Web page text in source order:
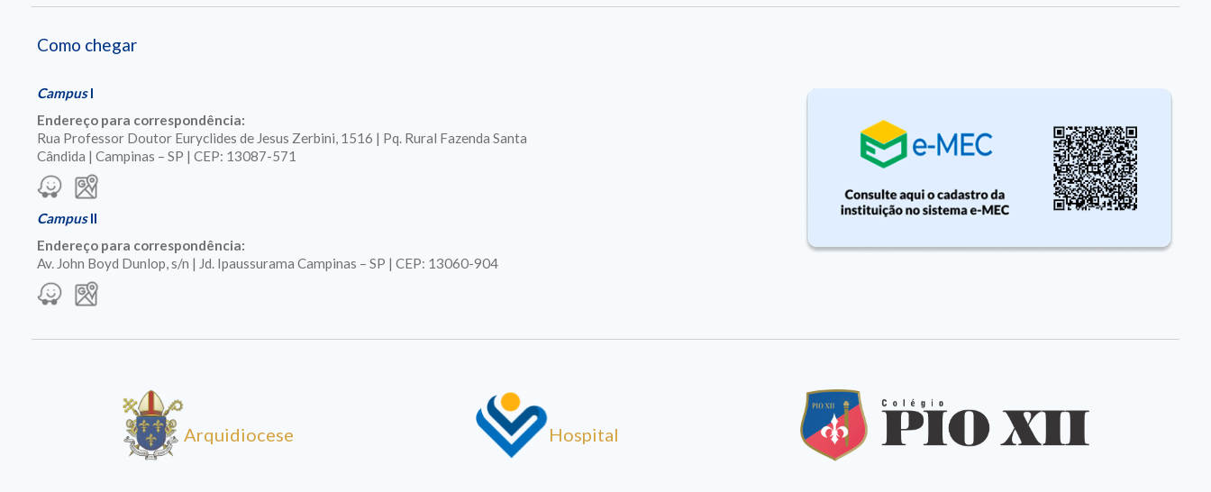
Como chegar
CampusI
Endereço para correspondência:
Rua Professor Doutor Euryclides de Jesus Zerbini, 1516 | Pq. Rural Fazenda Santa
Cândida | Campinas – SP | CEP: 13087-571
CampusII
Endereço para correspondência:
Av. John Boyd Dunlop, s/n | Jd. Ipaussurama Campinas – SP | CEP: 13060-904
Arquidiocese Hospital